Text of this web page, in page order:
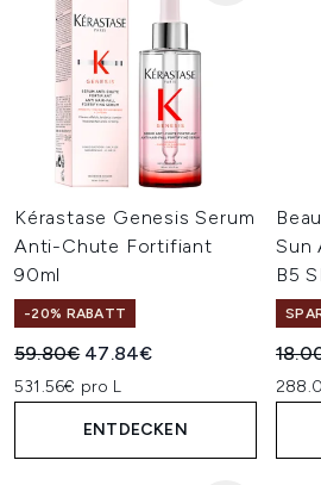
Kérastase Genesis Serum
Anti-Chute Fortifiant
90ml
-20% RABATT
Unverbindliche Preisempfehlung:
59.80€ Aktueller Preis:
47.84€
531.56€ pro L
ENTDECKEN
Sun
B5